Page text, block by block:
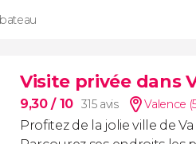
Visite privée dans
9,30/ 10 315 avis Valence
Profitez de la jolie ville de